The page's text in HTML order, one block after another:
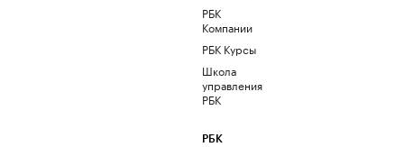
РБК
Компании
РБК Курсы
Школа
управления
РБК
РБК